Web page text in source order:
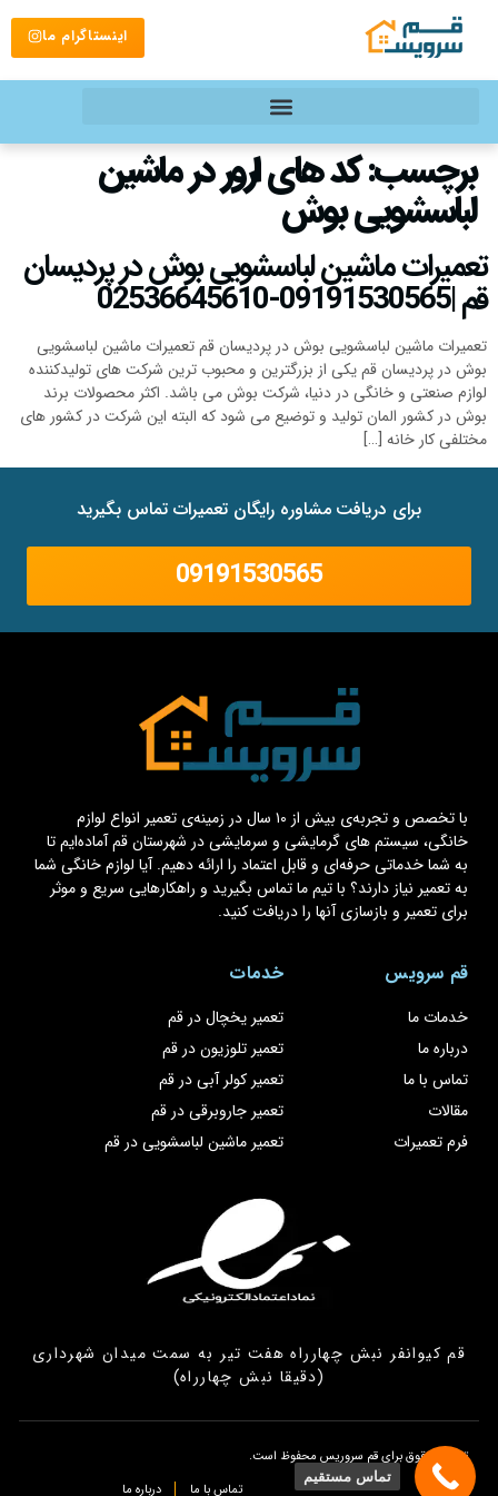
اینستاگرام ما
برچسب:کد های ارور در ماشین
لباسشویی بوش
تعمیرات ماشین لباسشویی بوش در پردیسان
قم |09191530565-02536645610
تعمیرات ماشین لباسشویی بوش در پردیسان قم تعمیرات ماشین لباسشویی
بوش در پردیسان قم یکی از بزرگترین و محبوب ترین شرکت‌ های تولیدکننده
لوازم صنعتی و خانگی در دنیا، شرکت بوش می باشد. اکثر محصولات برند
بوش در کشور المان تولید و توضیع می شود که البته این شرکت در کشور های
مختلفی کار خانه […]
برای دریافت مشاوره رایگان تعمیرات تماس بگیرید
09191530565
با تخصص و تجربه‌ی بیش از ۱۰ سال در زمینه‌ی تعمیر انواع لوازم
خانگی، سیستم های گرمایشی و سرمایشی در شهرستان قم آماده‌ایم تا
به شما خدماتی حرفه‌ای و قابل اعتماد را ارائه دهیم. آیا لوازم خانگی شما
به تعمیر نیاز دارند؟ با تیم ما تماس بگیرید و راهکارهایی سریع و موثر
برای تعمیر و بازسازی آنها را دریافت کنید.
قم سرویس
خدمات ما
درباره ما
تماس با ما
مقالات
فرم تعمیرات
خدمات
تعمیر یخچال در قم
تعمیر تلوزیون در قم
تعمیر کولر آبی در قم
تعمیر جاروبرقی در قم
تعمیر ماشین لباسشویی در قم
قم کیوانفر نبش چهارراه هفت تیر به سمت میدان شهرداری
(دقیقا نبش چهارراه)
تمامی حقوق برای قم سروریس محفوظ است.
تماس با ما
درباره ما
تماس مستقیم